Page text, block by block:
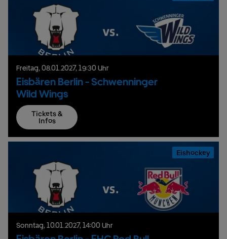
Freitag,08.01.2027,19:30 Uhr
Eisbären Berlin - Schwenninger
Wild Wings
Tickets &
Infos
Eishockey
Sonntag,10.01.2027,14:00 Uhr